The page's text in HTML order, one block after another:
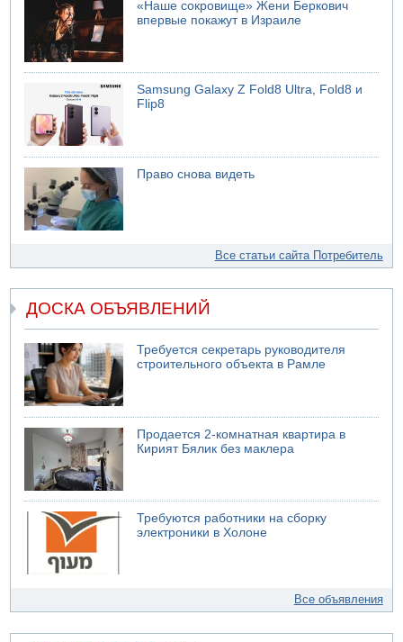
«Наше сокровище» Жени Беркович
впервые покажут в Израиле
Samsung Galaxy Z Fold8 Ultra, Fold8 и
Flip8
Право снова видеть
Все статьи сайта Потребитель
ДОСКА ОБЪЯВЛЕНИЙ
Требуется секретарь руководителя
строительного объекта в Рамле
Продается 2-комнатная квартира в
Кирият Бялик без маклера
Требуются работники на сборку
электроники в Холоне
Все объявления